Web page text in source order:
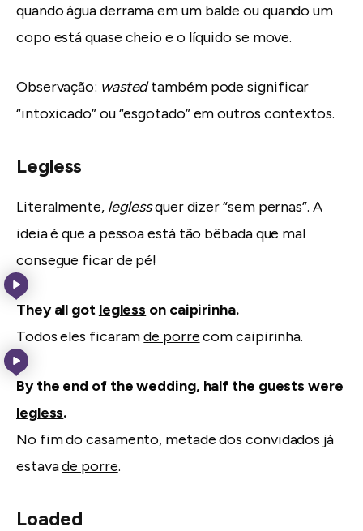
quando água derrama em um balde ou quando um
copo está quase cheio e o líquido se move.
Observação: wastedtambém pode significar
“intoxicado” ou “esgotado” em outros contextos.
Legless
Literalmente, leglessquer dizer “sem pernas”. A
ideia é que a pessoa está tão bêbada que mal
consegue ficar de pé!
They all got legless on caipirinha.
Todos eles ficaramde porrecom caipirinha.
By the end of the wedding, half the guests were
legless.
No fim do casamento, metade dos convidados já
estavade porre.
Loaded